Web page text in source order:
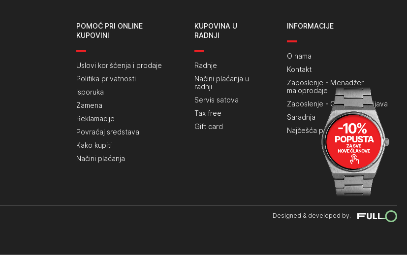
POMOĆ PRI ONLINE
KUPOVINI
Uslovi korišćenja i prodaje
Politika privatnosti
Isporuka
Zamena
Reklamacije
Povraćaj sredstava
Kako kupiti
Načini plaćanja
KUPOVINA U
RADNJI
Radnje
Načini plaćanja u
radnji
Servis satova
Tax free
Gift card
INFORMACIJE
O nama
Kontakt
Zaposlenje - Menadžer
maloprodaje
Zaposlenje - Generalna prijava
Saradnja
Najčešća pitanja
Designed & developed by: